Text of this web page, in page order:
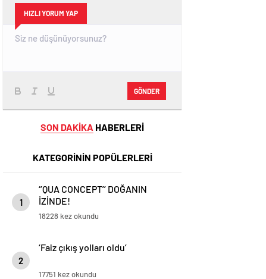
HIZLI YORUM YAP
GÖNDER
SON DAKİKA HABERLERİ
KATEGORİNİN POPÜLERLERİ
1
‘’QUA CONCEPT’’ DOĞANIN
İZİNDE!
18228 kez okundu
2
‘Faiz çıkış yolları oldu’
17751 kez okundu